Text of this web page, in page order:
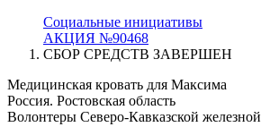
Социальные инициативы
АКЦИЯ №90468
СБОР СРЕДСТВ ЗАВЕРШЕН
Медицинская кровать для Максима
Россия. Ростовская область
Волонтеры Северо-Кавказской